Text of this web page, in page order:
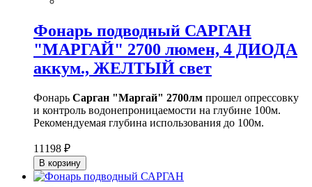
Фонарь подводный САРГАН
"МАРГАЙ" 2700 люмен, 4 ДИОДА
аккум., ЖЕЛТЫЙ свет
Фонарь Сарган "Маргай" 2700лм прошел опрессовку
и контроль водонепроницаемости на глубине 100м.
Рекомендуемая глубина использования до 100м.
11198 ₽
В корзину